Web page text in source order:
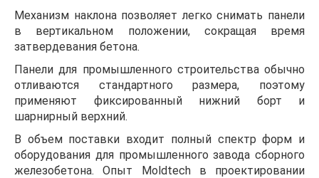
Механизм наклона позволяет легко снимать панели
в вертикальном положении, сокращая время
затвердевания бетона.
Панели для промышленного строительства обычно
отливаются стандартного размера, поэтому
применяют фиксированный нижний борт и
шарнирный верхний.
В объем поставки входит полный спектр форм и
оборудования для промышленного завода сборного
железобетона. Опыт Moldtech в проектировании